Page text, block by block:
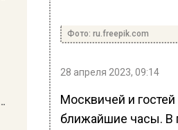
Фото: ru.freepik.com
28 апреля 2023, 09:14
Москвичей и
ближайшие часы. В